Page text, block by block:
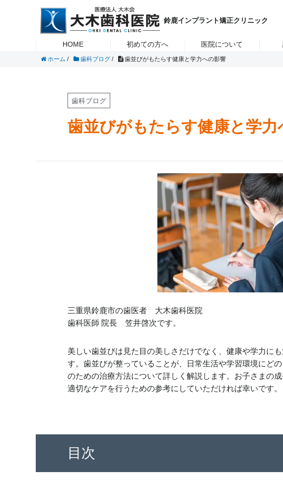
虫歯・歯周病・入れ歯・インプラント・矯正治療のことなら鈴鹿市の歯医者 大木歯科医院
大木歯科医院
インプラント
鈴鹿インプラント矯正クリニック
HOME
初めての方へ 医院について
ホーム / 歯科ブログ / 歯並びがもたらす健康と学力への影響
歯科ブログ
歯並びがもたらす健康と学力
三重県鈴鹿市の歯医者 大木歯科医院
歯科医師 院長 笠井啓次です。
美しい歯並びは見た目の美しさだけでなく、健康や学力に
す。歯並びが整っていることが、日常生活や学習環境にど
のための治療方法について詳しく解説します。お子さまの
適切なケアを行うための参考にしていただければ幸いです。
目次